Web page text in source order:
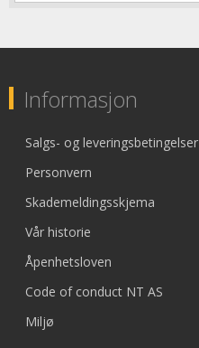
Informasjon
Salgs- og leveringsbetingelser
Personvern
Skademeldingsskjema
Vår historie
Åpenhetsloven
Code of conduct NT AS
Miljø